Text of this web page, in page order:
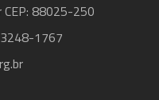
88025-250
1767